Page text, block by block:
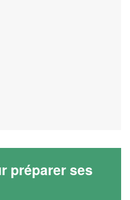
préparer ses